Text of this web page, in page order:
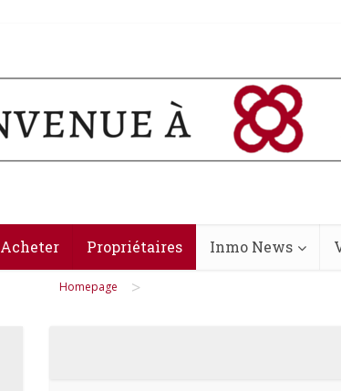
Acheter Propriétaires Inmo News
Homepage >